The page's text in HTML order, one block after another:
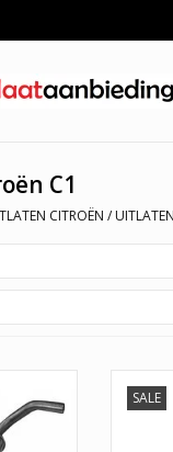
C1
CITROËN /
SALE